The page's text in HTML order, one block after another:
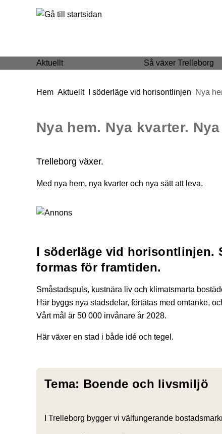
Gå till innehåll
till huvudmeny
Aktuellt Så växer Trelleborg
Du är här:
Hem Aktuellt I söderläge vid horisontlinjen Nya
Nya hem. Nya kvarter.
Trelleborg växer.
Med nya hem, nya kvarter och nya sätt att leva.
I söderläge vid horisontlinjen.
formas för framtiden.
Småstadspuls, kustnära liv och klimatsmarta
Här byggs nya stadsdelar, förtätas med omtanke,
Vårt mål är 50 000 invånare år 2028.
Här växer en stad i både idé och tegel.
Tema: Boende och livsmiljö
I Trelleborg bygger vi välfungerande